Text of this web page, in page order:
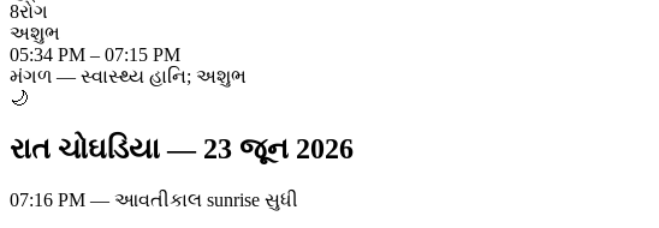
8રોગ
અશુભ
05:34 PM – 07:15 PM
મંગળ — સ્વાસ્થ્ય હાનિ; અશુભ
🌙
રાત ચોઘડિયા— 23 જૂન 2026
07:16 PM — આવતીકાલ sunrise સુધી